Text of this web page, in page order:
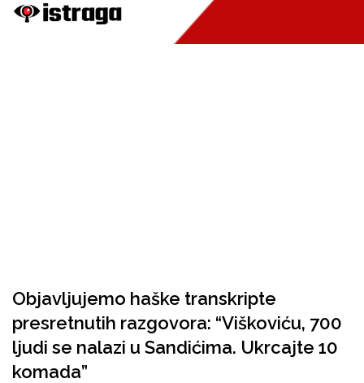
Objavljujemo haške transkripte
presretnutih razgovora: “Viškoviću, 700
ljudi se nalazi u Sandićima. Ukrcajte 10
komada”